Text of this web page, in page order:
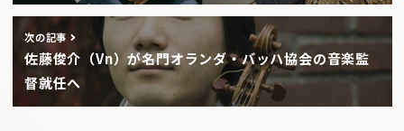
次の記事
佐藤俊介（Vn）が名門オランダ・バッハ協会の音楽監
督就任へ